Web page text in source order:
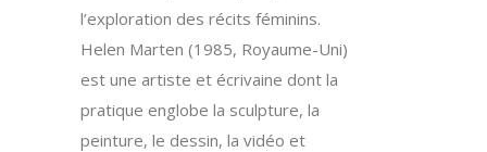
l’exploration des récits féminins.
Helen Marten (1985, Royaume-Uni)
est une artiste et écrivaine dont la
pratique englobe la sculpture, la
peinture, le dessin, la vidéo et